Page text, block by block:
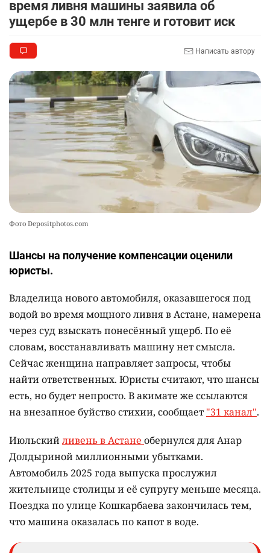
экспертная оценка госпрограммы "ДосболLike"
2314 2 14
10
🐏 Скота больше, а мясо дороже. Почему в
баранину и конину
2539 5 17
время ливня машины заявила об
ущербе в 30 млн тенге и готовит иск
Написать автору
Фото Depositphotos.com
Шансы на получение компенсации оценили
юристы.
Владелица нового автомобиля, оказавшегося под
водой во время мощного ливня в Астане, намерена
через суд взыскать понесённый ущерб. По её
словам, восстанавливать машину нет смысла.
Сейчас женщина направляет запросы, чтобы
найти ответственных. Юристы считают, что шансы
есть, но будет непросто. В акимате же ссылаются
на внезапное буйство стихии, сообщает "31 канал".
Июльскийливень в Астане обернулся для Анар
Долдыриной миллионными убытками.
Автомобиль 2025 года выпуска прослужил
жительнице столицы и её супругу меньше месяца.
Поездка по улице Кошкарбаева закончилась тем,
что машина оказалась по капот в воде.